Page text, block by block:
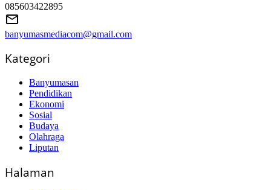
085603422895
banyumasmediacom@gmail.com
Kategori
Banyumasan
Pendidikan
Ekonomi
Sosial
Budaya
Olahraga
Liputan
Halaman